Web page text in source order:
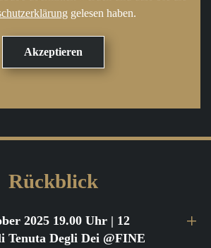
gelesen haben.
Rückblick
2025 19.00 Uhr | 12
Tenuta Degli Dei @FINE